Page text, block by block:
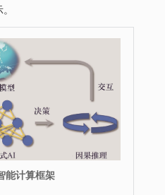
能计算框架